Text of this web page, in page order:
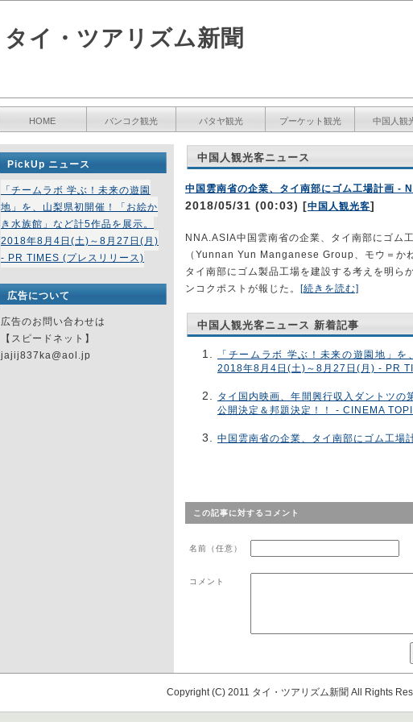
タイ・ツアリズム新聞
HOME バンコク観光 パタヤ観光 プーケット観光 中国人観
中国人観光客ニュース
中国雲南省の企業、タイ南部にゴム工場計画 -
2018/05/31 (00:03) [中国人観光客]
NNA.ASIA中国雲南省の企業、タイ南部にゴム
（Yunnan Yun Manganese Group、モウ＝か
タイ南部にゴム製品工場を建設する考えを明ら
ンコクポストが報じた。 [続きを読む]
中国人観光客ニュース 新着記事
「チームラボ 学ぶ！未来の遊園地」
2018年8月4日(土)～8月27日(月) - PR
タイ国内映画、年間興行収入ダントツ
公開決定＆邦題決定！！ - CINEMA
中国雲南省の企業、タイ南部にゴム工場
この記事に対するコメント
名前（任意）
コメント
PickUp ニュース
「チームラボ 学ぶ！未来の遊園
地」を、山梨県初開催！「お絵か
き水族館」など計5作品を展示。
2018年8月4日(土)～8月27日(月)
- PR TIMES (プレスリリース)
広告について
広告のお問い合わせは
【スピードネット】
jajij837ka@aol.jp
Copyright (C) 2011 タイ・ツアリズム新聞 All Rights